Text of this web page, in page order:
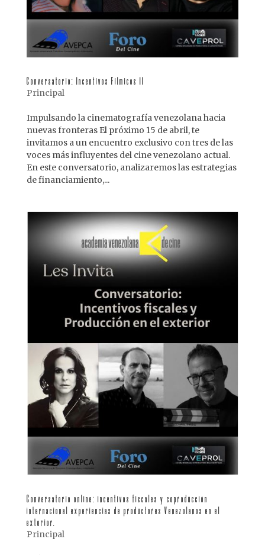
Conversatorio: Incentivos Fílmicos II
Principal
Impulsando la cinematografía venezolana hacia
nuevas fronteras El próximo 15 de abril, te
invitamos a un encuentro exclusivo con tres de las
voces más influyentes del cine venezolano actual.
En este conversatorio, analizaremos las estrategias
de financiamiento,...
Conversatorio online: incentivos fiscales y coproducción
internacional experiencias de productores Venezolanos en el
exterior.
Principal